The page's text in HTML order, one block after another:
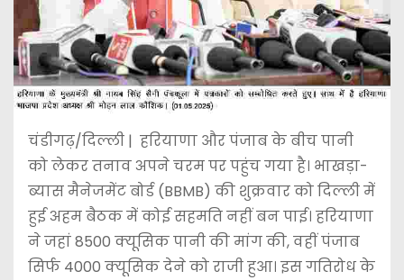
चंडीगढ़/दिल्ली | हरियाणा और पंजाब के बीच पानी
को लेकर तनाव अपने चरम पर पहुंच गया है। भाखड़ा-
ब्यास मैनेजमेंट बोर्ड (BBMB) की शुक्रवार को दिल्ली में
हुई अहम बैठक में कोई सहमति नहीं बन पाई। हरियाणा
ने जहां 8500 क्यूसिक पानी की मांग की, वहीं पंजाब
सिर्फ 4000 क्यूसिक देने को राजी हुआ। इस गतिरोध के